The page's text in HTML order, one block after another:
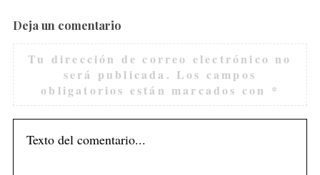
Deja un comentario
Tu dirección de correo electrónico no
será publicada. Los campos
obligatorios están marcados con *